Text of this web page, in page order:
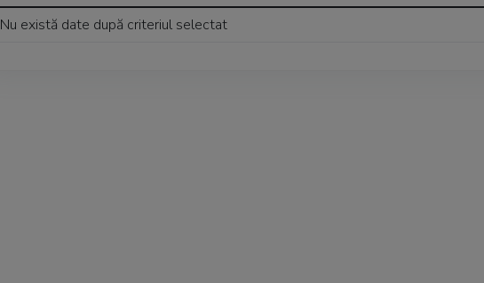
Nu există date după criteriul selectat